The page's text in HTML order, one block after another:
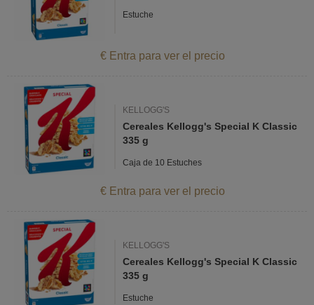
Estuche
€ Entra para ver el precio
KELLOGG'S
Cereales Kellogg's Special K Classic
335 g
Caja de 10 Estuches
€ Entra para ver el precio
KELLOGG'S
Cereales Kellogg's Special K Classic
335 g
Estuche